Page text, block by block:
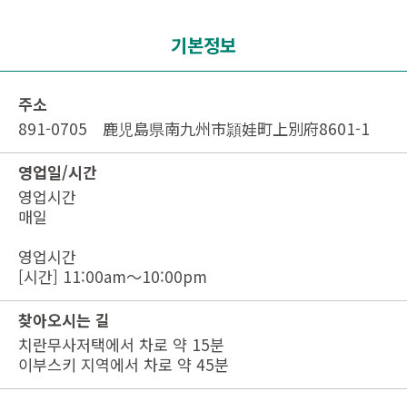
기본정보
주소
891-0705 鹿児島県南九州市頴娃町上別府8601-1
영업일/시간
영업시간
매일
영업시간
[시간] 11:00am～10:00pm
찾아오시는 길
치란무사저택에서 차로 약 15분
이부스키 지역에서 차로 약 45분